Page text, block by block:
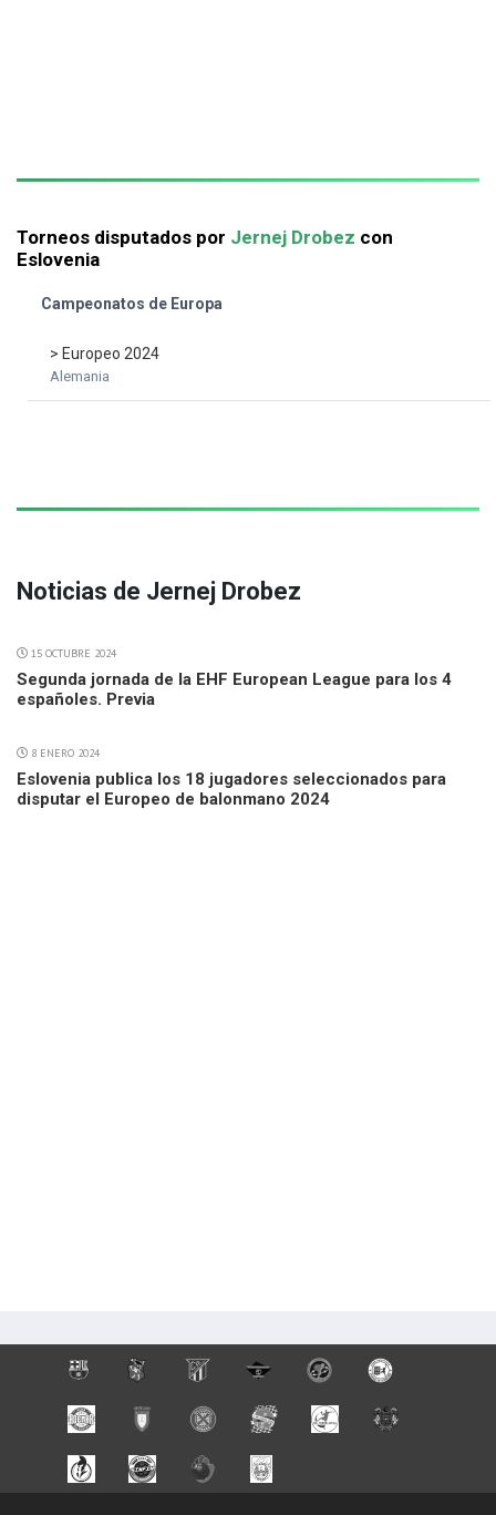
Torneos disputados por Jernej Drobez con
Eslovenia
Campeonatos de Europa
> Europeo 2024
Alemania
Noticias de Jernej Drobez
15 OCTUBRE 2024
Segunda jornada de la EHF European League para los 4
españoles. Previa
8 ENERO 2024
Eslovenia publica los 18 jugadores seleccionados para
disputar el Europeo de balonmano 2024